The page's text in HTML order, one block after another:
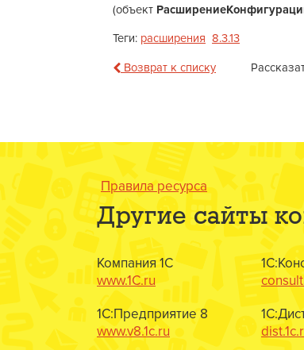
(объект
Теги: расширения 8.3.13
Возврат к списку
Правила ресурса
Другие сайты
Компания 1С
www.1C.ru
1С:Предприятие 8
www.v8.1c.ru